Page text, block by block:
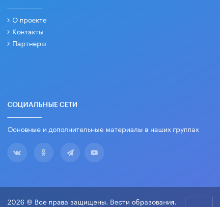
О проекте
Контакты
Партнеры
СОЦИАЛЬНЫЕ СЕТИ
Основные и дополнительные материалы в наших группах
2026 © Все права защищены. Вести образования.